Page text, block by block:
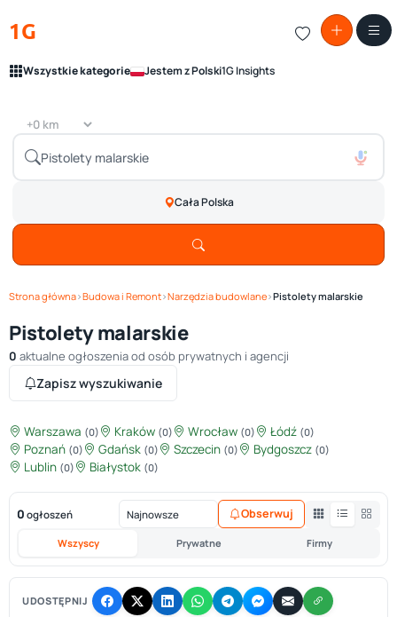
1G
Wszystkie kategorie Jestem z Polski1G Insights
Cała Polska
Strona główna›Budowa i Remont›Narzędzia budowlane›Pistolety malarskie
Pistolety malarskie
0 aktualne ogłoszenia od osób prywatnych i agencji
Zapisz wyszukiwanie
Warszawa (0) Kraków (0) Wrocław (0) Łódź (0)
Poznań (0) Gdańsk (0) Szczecin (0) Bydgoszcz (0)
Lublin (0) Białystok (0)
0 ogłoszeń
Wszyscy Prywatne Firmy
Obserwuj
UDOSTĘPNIJ